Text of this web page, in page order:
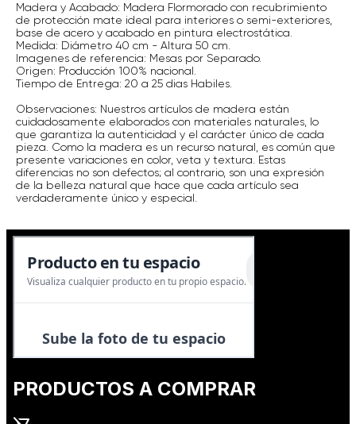
Madera y Acabado: Madera Flormorado con recubrimiento
de protección mate ideal para interiores o semi-exteriores,
base de acero y acabado en pintura electrostática.
Medida: Diámetro 40 cm - Altura 50 cm.
Imagenes de referencia: Mesas por Separado.
Origen: Producción 100% nacional.
Tiempo de Entrega: 20 a 25 dias Habiles.
Observaciones: Nuestros artículos de madera están
cuidadosamente elaborados con materiales naturales, lo
que garantiza la autenticidad y el carácter único de cada
pieza. Como la madera es un recurso natural, es común que
presente variaciones en color, veta y textura. Estas
diferencias no son defectos; al contrario, son una expresión
de la belleza natural que hace que cada artículo sea
verdaderamente único y especial.